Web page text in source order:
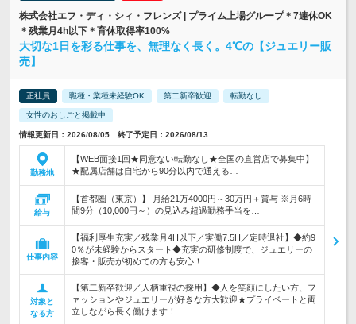
株式会社エフ・ディ・シィ・フレンズ | プライム上場グループ＊7連休OK
＊残業月4h以下＊育休取得率100%
大切な1日を彩る仕事を、無理なく長く。4℃の【ジュエリー販
売】
正社員 職種・業種未経験OK 第二新卒歓迎 転勤なし
女性のおしごと掲載中
情報更新日：2026/08/05 終了予定日：2026/08/13
勤務地
【WEB面接1回★同意ない転勤なし★全国の直営店で募集中】
★配属店舗は自宅から90分以内で通える…
給与
【首都圏（東京）】 月給21万4000円～30万円＋賞与 ※月6時
間9分（10,000円～）の見込み超過勤務手当を…
仕事内容
【福利厚生充実／残業月4H以下／実働7.5H／定時退社】◆約9
0％が未経験からスタート◆充実の研修制度で、ジュエリーの
接客・販売が初めての方も安心！
対象と
なる方
【第二新卒歓迎／人柄重視の採用】◆人を笑顔にしたい方、フ
ァッションやジュエリーが好きな方大歓迎★プライベートと両
立しながら長く働けます！